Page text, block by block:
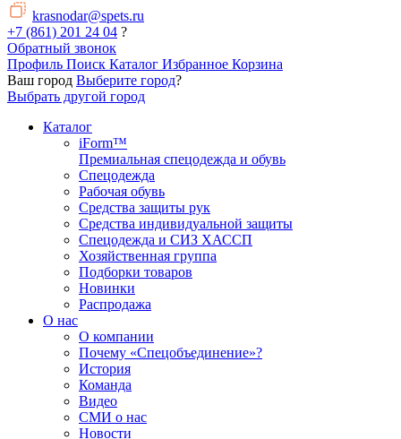
krasnodar@spets.ru
+7 (861) 201 24 04 ?
Обратный звонок
Профиль Поиск Каталог Избранное Корзина
Ваш город Выберите город?
Выбрать другой город
Каталог
iForm™
Премиальная спецодежда и обувь
Спецодежда
Рабочая обувь
Средства защиты рук
Средства индивидуальной защиты
Спецодежда и СИЗ ХАССП
Хозяйственная группа
Подборки товаров
Новинки
Распродажа
О нас
О компании
Почему «Спецобъединение»?
История
Команда
Видео
СМИ о нас
Новости